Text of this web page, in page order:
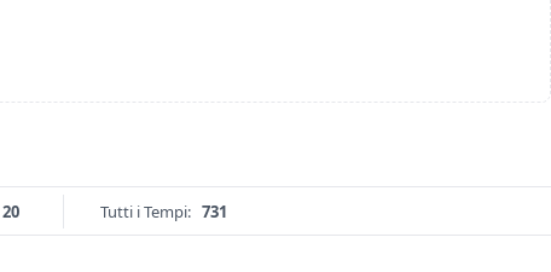
20 Tutti i Tempi: 731